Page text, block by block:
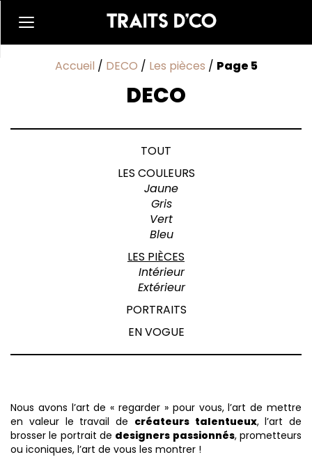
Accueil / DECO / Les pièces / Page 5
DECO
TOUT
LES COULEURS
Jaune
Gris
Vert
Bleu
LES PIÈCES
Intérieur
Extérieur
PORTRAITS
EN VOGUE
Nous avons l’art de « regarder » pour vous, l’art de mettre
en valeur le travail de créateurs talentueux, l’art de
brosser le portrait de designers passionnés, prometteurs
ou iconiques, l’art de vous les montrer !